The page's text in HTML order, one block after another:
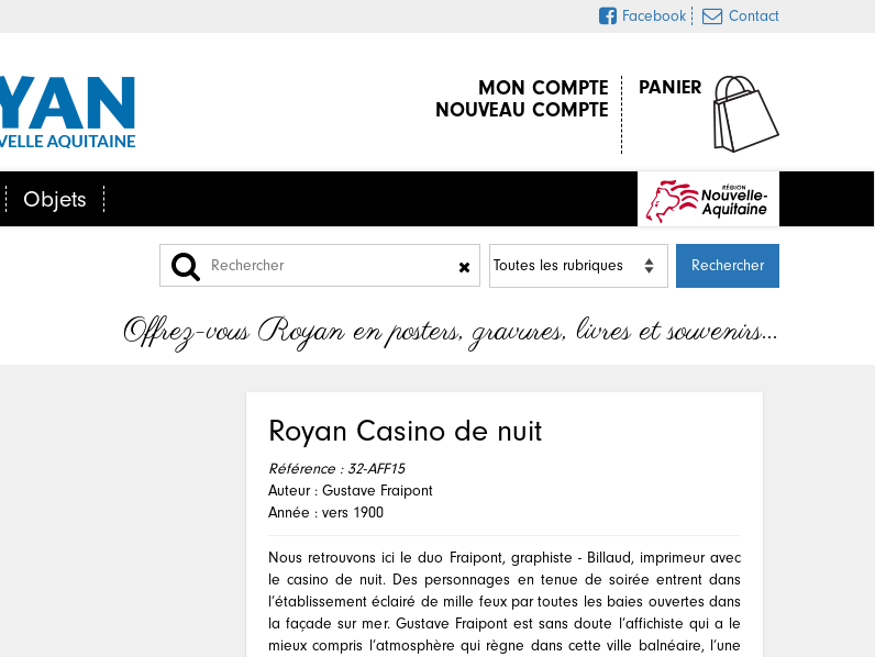
Facebook Contact
PANIER
MON COMPTE
NOUVEAU COMPTE
Objets
Offrez-vous Royan en posters, gravures, livres et souvenirs…
Royan Casino de nuit
Référence : 32-AFF15
Auteur : Gustave Fraipont
Année : vers 1900
Nous retrouvons ici le duo Fraipont, graphiste - Billaud, imprimeur avec
le casino de nuit. Des personnages en tenue de soirée entrent dans
l’établissement éclairé de mille feux par toutes les baies ouvertes dans
la façade sur mer. Gustave Fraipont est sans doute l’affichiste qui a le
mieux compris l’atmosphère qui règne dans cette ville balnéaire, l’une